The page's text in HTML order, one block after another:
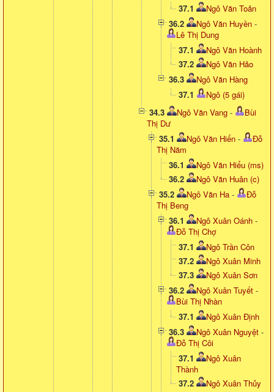
37.1
Ngô Văn Toản
36.2
Ngô Văn Huyền -
Lê Thị Dung
37.1
Ngô Văn Hoành
37.2
Ngô Văn Hảo
36.3
Ngô Văn Hàng
37.1
Ngô (5 gái)
34.3
Ngô Văn Vang -
Bùi
Thị Dư
35.1
Ngô Văn Hiển -
Đỗ
Thị Năm
36.1
Ngô Văn Hiểu (ms)
36.2
Ngô Văn Huân (c)
35.2
Ngô Văn Ha -
Đỗ
Thị Beng
36.1
Ngô Xuân Oánh -
Đỗ Thị Chợ
37.1
Ngô Trần Côn
37.2
Ngô Xuân Minh
37.3
Ngô Xuân Sơn
36.2
Ngô Xuân Tuyết -
Bùi Thị Nhàn
37.1
Ngô Xuân Định
36.3
Ngô Xuân Nguyệt -
Đỗ Thị Côi
37.1
Ngô Xuân
Thành
37.2
Ngô Xuân Thủy